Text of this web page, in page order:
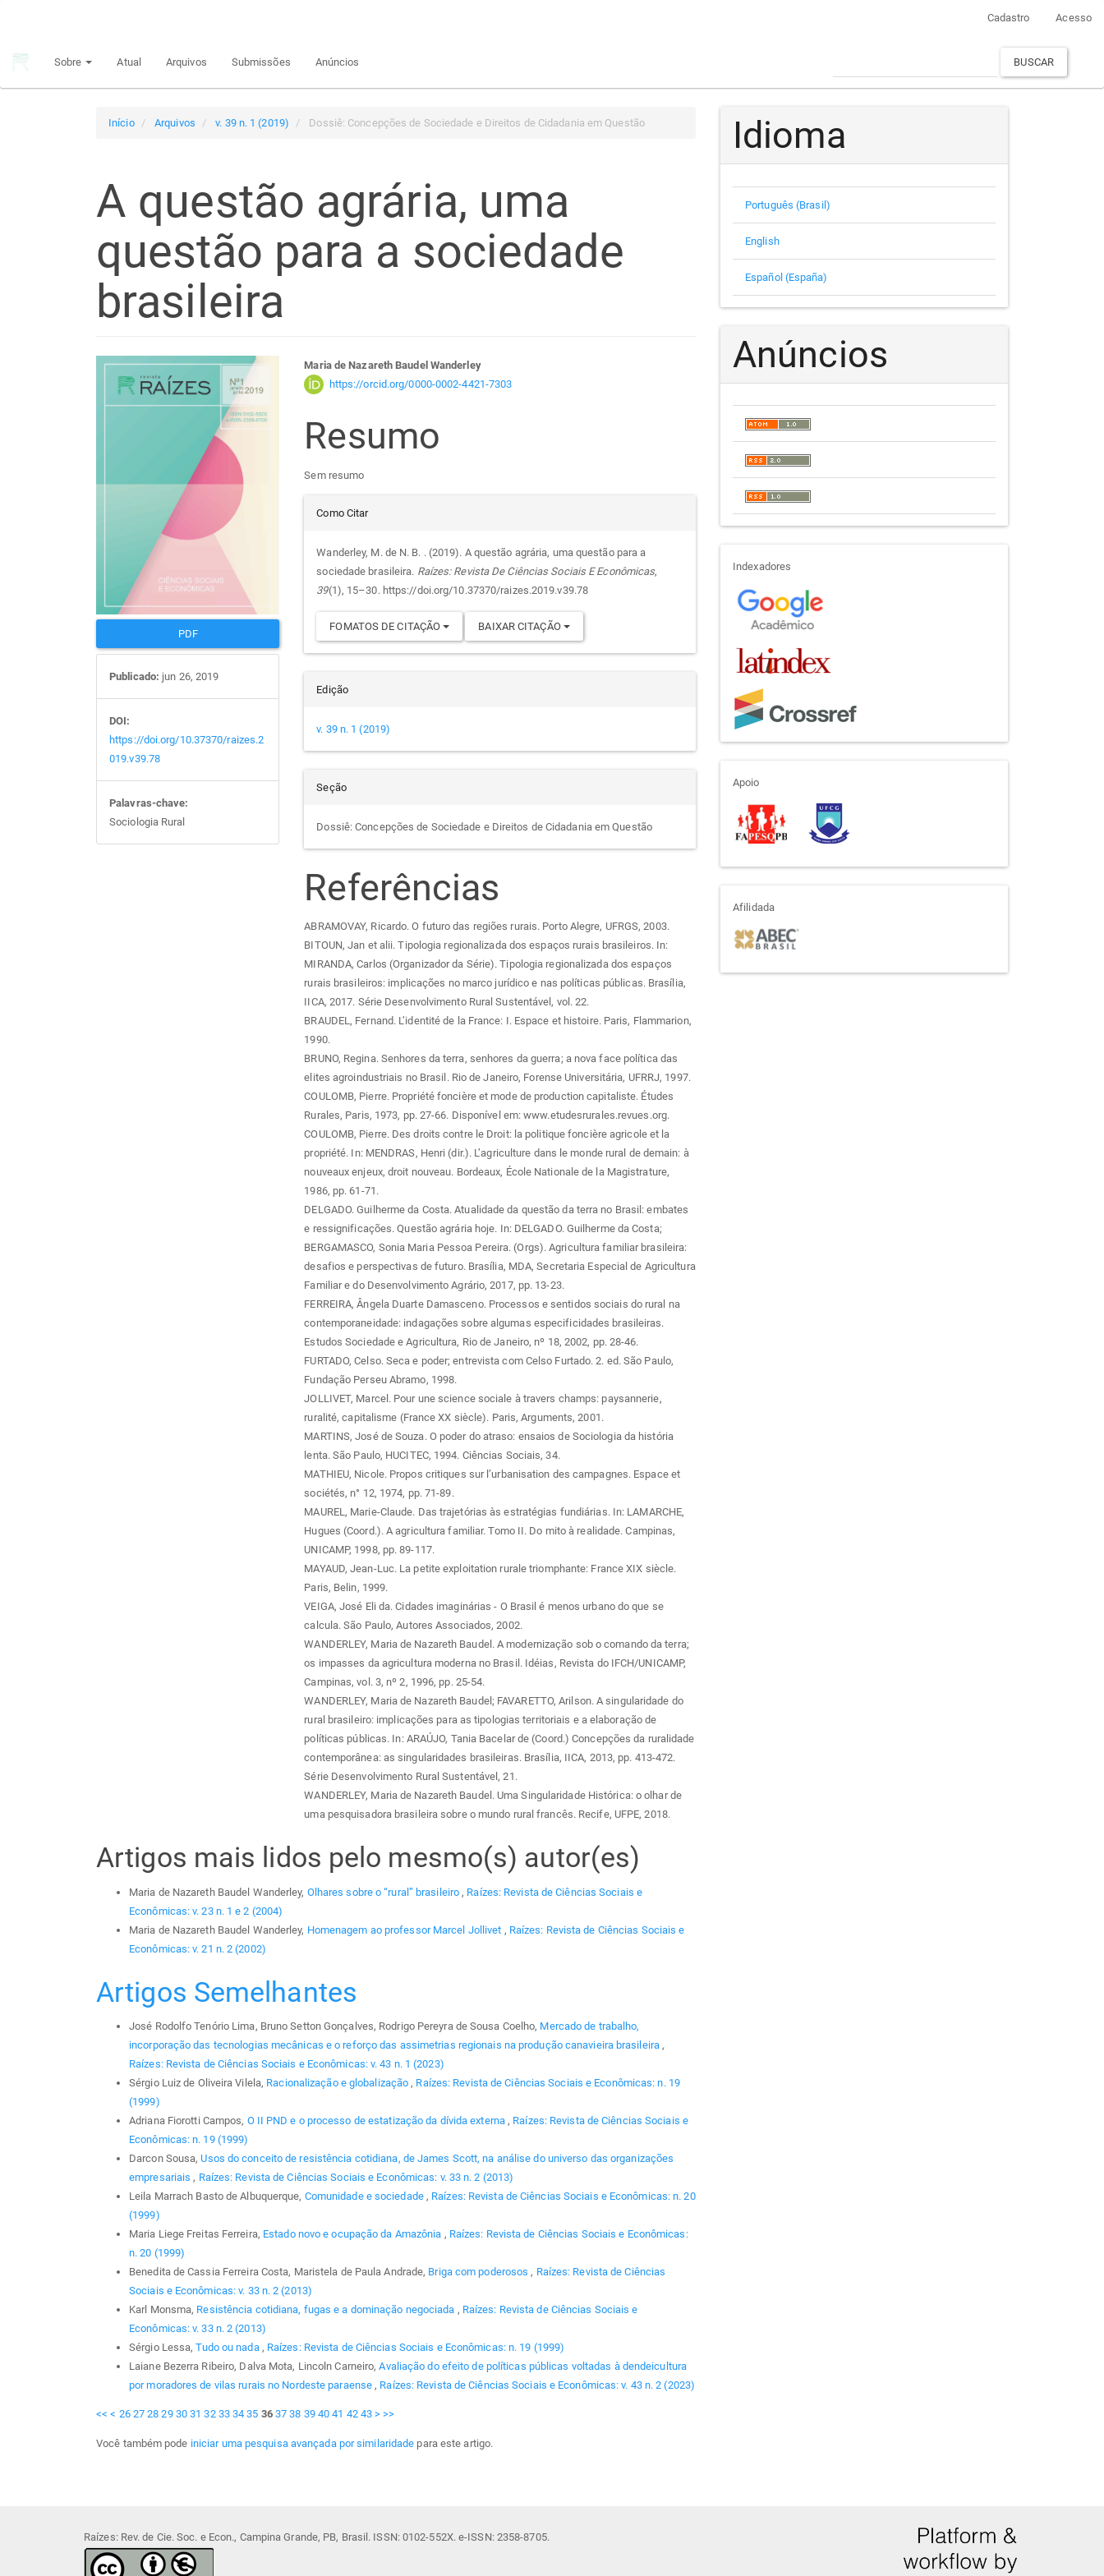
principal
Cadastro Acesso
Sobre Atual Arquivos Submissões Anúncios BUSCAR
Início Arquivos v. 39 n. 1 (2019) Dossiê: Concepções de Sociedade e Direitos de Cidadania em Questão
A questão agrária, uma
questão para a sociedade
brasileira
Barra
lateral
artigos
PDF
Publicado: jun 26, 2019
DOI:
https://doi.org/10.37370/raizes.2
019.v39.78
Palavras-chave:
Sociologia Rural
Conteúdo
do
artigo
principal
Maria de Nazareth Baudel Wanderley
https://orcid.org/0000-0002-4421-7303
Resumo
Sem resumo
Detalhes
do
artigo
Como Citar
Wanderley, M. de N. B. . (2019). A questão agrária, uma questão para a
sociedade brasileira. Raízes: Revista De Ciências Sociais E Econômicas,
39(1), 15–30. https://doi.org/10.37370/raizes.2019.v39.78
FOMATOS DE CITAÇÃO BAIXAR CITAÇÃO
Edição
v. 39 n. 1 (2019)
Seção
Dossiê: Concepções de Sociedade e Direitos de Cidadania em Questão
Referências
ABRAMOVAY, Ricardo. O futuro das regiões rurais. Porto Alegre, UFRGS, 2003.
BITOUN, Jan et alii. Tipologia regionalizada dos espaços rurais brasileiros. In:
MIRANDA, Carlos (Organizador da Série). Tipologia regionalizada dos espaços
rurais brasileiros: implicações no marco jurídico e nas políticas públicas. Brasília,
IICA, 2017. Série Desenvolvimento Rural Sustentável, vol. 22.
BRAUDEL, Fernand. L’identité de la France: I. Espace et histoire. Paris, Flammarion,
1990.
BRUNO, Regina. Senhores da terra, senhores da guerra; a nova face política das
elites agroindustriais no Brasil. Rio de Janeiro, Forense Universitária, UFRRJ, 1997.
COULOMB, Pierre. Propriété foncière et mode de production capitaliste. Études
Rurales, Paris, 1973, pp. 27-66. Disponível em: www.etudesrurales.revues.org.
COULOMB, Pierre. Des droits contre le Droit: la politique foncière agricole et la
propriété. In: MENDRAS, Henri (dir.). L’agriculture dans le monde rural de demain: à
nouveaux enjeux, droit nouveau. Bordeaux, École Nationale de la Magistrature,
1986, pp. 61-71.
DELGADO. Guilherme da Costa. Atualidade da questão da terra no Brasil: embates
e ressignificações. Questão agrária hoje. In: DELGADO. Guilherme da Costa;
BERGAMASCO, Sonia Maria Pessoa Pereira. (Orgs). Agricultura familiar brasileira:
desafios e perspectivas de futuro. Brasília, MDA, Secretaria Especial de Agricultura
Familiar e do Desenvolvimento Agrário, 2017, pp. 13-23.
FERREIRA, Ângela Duarte Damasceno. Processos e sentidos sociais do rural na
contemporaneidade: indagações sobre algumas especificidades brasileiras.
Estudos Sociedade e Agricultura, Rio de Janeiro, nº 18, 2002, pp. 28-46.
FURTADO, Celso. Seca e poder; entrevista com Celso Furtado. 2. ed. São Paulo,
Fundação Perseu Abramo, 1998.
JOLLIVET, Marcel. Pour une science sociale à travers champs: paysannerie,
ruralité, capitalisme (France XX siècle). Paris, Arguments, 2001.
MARTINS, José de Souza. O poder do atraso: ensaios de Sociologia da história
lenta. São Paulo, HUCITEC, 1994. Ciências Sociais, 34.
MATHIEU, Nicole. Propos critiques sur l’urbanisation des campagnes. Espace et
sociétés, n° 12, 1974, pp. 71-89.
MAUREL, Marie-Claude. Das trajetórias às estratégias fundiárias. In: LAMARCHE,
Hugues (Coord.). A agricultura familiar. Tomo II. Do mito à realidade. Campinas,
UNICAMP, 1998, pp. 89-117.
MAYAUD, Jean-Luc. La petite exploitation rurale triomphante: France XIX siècle.
Paris, Belin, 1999.
VEIGA, José Eli da. Cidades imaginárias - O Brasil é menos urbano do que se
calcula. São Paulo, Autores Associados, 2002.
WANDERLEY, Maria de Nazareth Baudel. A modernização sob o comando da terra;
os impasses da agricultura moderna no Brasil. Idéias, Revista do IFCH/UNICAMP,
Campinas, vol. 3, nº 2, 1996, pp. 25-54.
WANDERLEY, Maria de Nazareth Baudel; FAVARETTO, Arilson. A singularidade do
rural brasileiro: implicações para as tipologias territoriais e a elaboração de
políticas públicas. In: ARAÚJO, Tania Bacelar de (Coord.) Concepções da ruralidade
contemporânea: as singularidades brasileiras. Brasília, IICA, 2013, pp. 413-472.
Série Desenvolvimento Rural Sustentável, 21.
WANDERLEY, Maria de Nazareth Baudel. Uma Singularidade Histórica: o olhar de
uma pesquisadora brasileira sobre o mundo rural francês. Recife, UFPE, 2018.
Artigos mais lidos pelo mesmo(s) autor(es)
Maria de Nazareth Baudel Wanderley, Olhares sobre o “rural” brasileiro , Raízes: Revista de Ciências Sociais e
Econômicas: v. 23 n. 1 e 2 (2004)
Maria de Nazareth Baudel Wanderley, Homenagem ao professor Marcel Jollivet , Raízes: Revista de Ciências Sociais e
Econômicas: v. 21 n. 2 (2002)
Artigos Semelhantes
José Rodolfo Tenório Lima, Bruno Setton Gonçalves, Rodrigo Pereyra de Sousa Coelho, Mercado de trabalho,
incorporação das tecnologias mecânicas e o reforço das assimetrias regionais na produção canavieira brasileira,
Raízes: Revista de Ciências Sociais e Econômicas: v. 43 n. 1 (2023)
Sérgio Luiz de Oliveira Vilela, Racionalização e globalização, Raízes: Revista de Ciências Sociais e Econômicas: n. 19
(1999)
Adriana Fiorotti Campos, O II PND e o processo de estatização da dívida externa, Raízes: Revista de Ciências Sociais e
Econômicas: n. 19 (1999)
Darcon Sousa,Usos do conceito de resistência cotidiana, de James Scott, na análise do universo das organizações
empresariais, Raízes: Revista de Ciências Sociais e Econômicas: v. 33 n. 2 (2013)
Leila Marrach Basto de Albuquerque, Comunidade e sociedade , Raízes: Revista de Ciências Sociais e Econômicas: n. 20
(1999)
Maria Liege Freitas Ferreira, Estado novo e ocupação da Amazônia , Raízes: Revista de Ciências Sociais e Econômicas:
n. 20 (1999)
Benedita de Cassia Ferreira Costa, Maristela de Paula Andrade, Briga com poderosos, Raízes: Revista de Ciências
Sociais e Econômicas: v. 33 n. 2 (2013)
Karl Monsma, Resistência cotidiana, fugas e a dominação negociada , Raízes: Revista de Ciências Sociais e
Econômicas: v. 33 n. 2 (2013)
Sérgio Lessa,Tudo ou nada , Raízes: Revista de Ciências Sociais e Econômicas: n. 19 (1999)
Laiane Bezerra Ribeiro, Dalva Mota, Lincoln Carneiro,Avaliação do efeito de políticas públicas voltadas à dendeicultura
por moradores de vilas rurais no Nordeste paraense, Raízes: Revista de Ciências Sociais e Econômicas: v. 43 n. 2 (2023)
<< < 26 27 28 29 30 31 32 33 34 35 36 37 38 39 40 41 42 43 > >>
Você também pode iniciar uma pesquisa avançada por similaridade para este artigo.
Idioma
Português (Brasil)
English
Español (España)
Anúncios
indexadores
Indexadores
apoio
Apoio
afiliada
Afilidada
Raízes: Rev. de Cie. Soc. e Econ., Campina Grande, PB, Brasil. ISSN: 0102-552X. e-ISSN: 2358-8705.